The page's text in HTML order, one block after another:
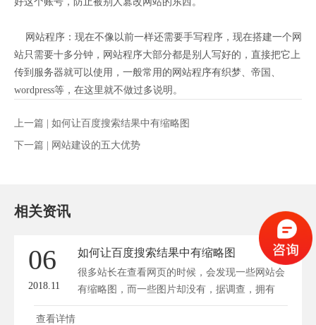
网站程序：现在不像以前一样还需要手写程序，现在搭建一个网
站只需要十多分钟，网站程序大部分都是别人写好的，直接把它上
传到服务器就可以使用，一般常用的网站程序有织梦、帝国、
wordpress等，在这里就不做过多说明。
上一篇 | 如何让百度搜索结果中有缩略图
下一篇 | 网站建设的五大优势
相关资讯
06
2018.11
如何让百度搜索结果中有缩略图
很多站长在查看网页的时候，会发现一些网站会
有缩略图，而一些图片却没有，据调查，拥有
缩...
查看详情